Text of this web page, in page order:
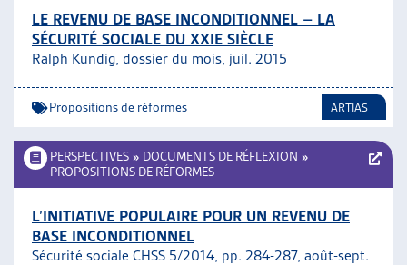
LE REVENU DE BASE INCONDITIONNEL – LA
SÉCURITÉ SOCIALE DU XXIE SIÈCLE
Ralph Kundig, dossier du mois, juil. 2015
Propositions de réformes ARTIAS
PERSPECTIVES » DOCUMENTS DE RÉFLEXION »
PROPOSITIONS DE RÉFORMES
L’INITIATIVE POPULAIRE POUR UN REVENU DE
BASE INCONDITIONNEL
Sécurité sociale CHSS 5/2014, pp. 284-287, août-sept.